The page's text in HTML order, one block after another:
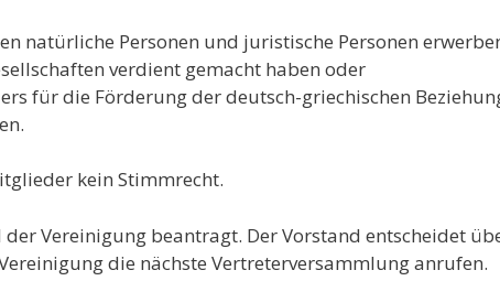
natürliche Personen und juristische Personen
verdient gemacht haben oder
für die Förderung der deutsch-griechischen
kein Stimmrecht.
Vereinigung beantragt. Der Vorstand entscheidet
die nächste Vertreterversammlung anrufen.